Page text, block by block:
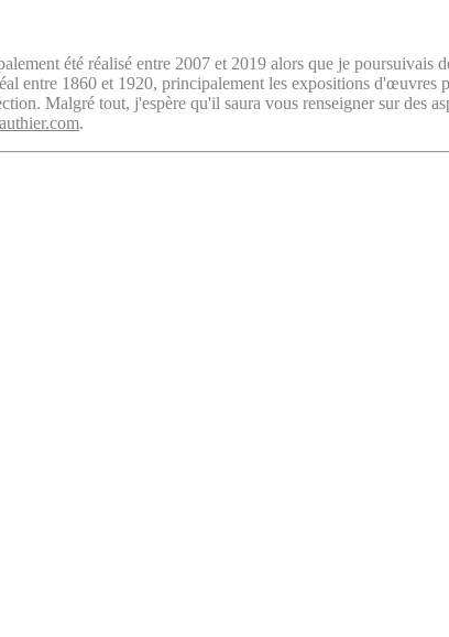
été réalisé entre 2007 et 2019 alors que je poursuivais
entre 1860 et 1920, principalement les expositions
Malgré tout, j'espère qu'il saura vous renseigner sur des
.